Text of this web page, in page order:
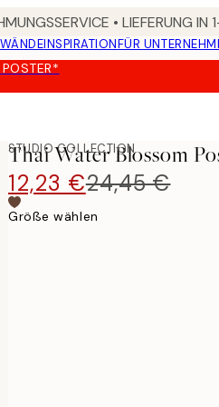
• LIEFERUNG IN
INSPIRATIONFÜR
STUDIO COLLECTION
Thai Water Blossom
12,23 €24,45 €
Größe wählen